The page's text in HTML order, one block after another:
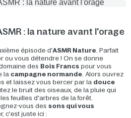
: la nature avant l'orage
épisode d'ASMR Nature. Parfait
ou vous détendre ! On se donne
des Bois Francs pour vous
la campagne normande. Alors ouvrez
et laissez vous bercer par la douce
le bruit des oiseaux, de la pluie qui
feuilles d'arbres de la forêt.
vous des sons qui vous
c'est juste ici :